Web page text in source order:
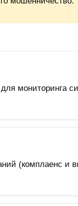
мониторинга
(комплаенс и